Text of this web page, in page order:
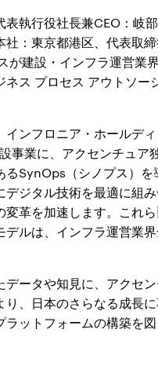
執行役社長兼CEO：岐
：東京都港区、代表取
が建設・インフラ運営業
ス プロセス アウトソー
ンフロニア・ホールデ
事業に、アクセンチュア
るSynOps（シノプス）を
ジタル技術を最適に組
革を加速します。これ
ルは、インフラ運営業
ータや知見に、アクセ
、日本のさらなる成長
ットフォームの構築を図